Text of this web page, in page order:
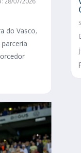
do Vasco,